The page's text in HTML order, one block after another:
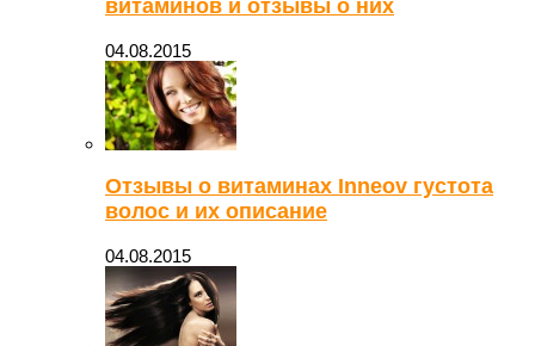
витаминов и отзывы о них
04.08.2015
Отзывы о витаминах Inneov густота
волос и их описание
04.08.2015